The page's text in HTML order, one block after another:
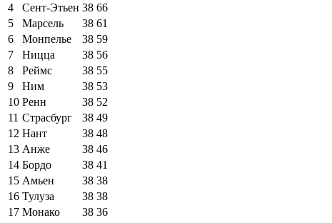
4
Сент-Этьен 38 66
5
Марсель 38 61
6
Монпелье 38 59
7
Ницца 38 56
8
Реймс 38 55
9
Ним 38 53
10 Ренн 38 52
11 Страсбург 38 49
12 Нант 38 48
13 Анже 38 46
14 Бордо 38 41
15 Амьен 38 38
16 Тулуза 38 38
17 Монако 38 36